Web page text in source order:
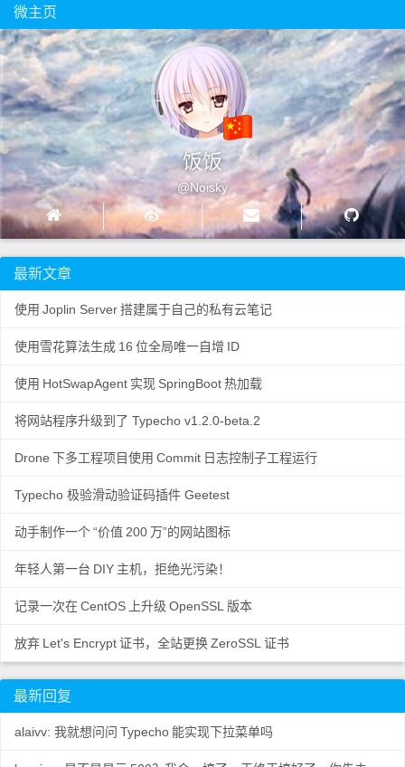
微主页
饭饭
@Noisky
最新文章
使用 Joplin Server搭建属于自己的私有云笔记
使用雪花算法生成 16 位全局唯一自增 ID
使用 HotSwapAgent 实现 SpringBoot热加载
将网站程序升级到了 Typecho v1.2.0-beta.2
Drone 下多工程项目使用 Commit 日志控制子工程运行
Typecho 极验滑动验证码插件 Geetest
动手制作一个“价值 200万”的网站图标
年轻人第一台 DIY 主机，拒绝光污染！
记录一次在CentOS 上升级 OpenSSL 版本
放弃 Let's Encrypt证书，全站更换ZeroSSL 证书
最新回复
alaivv: 我就想问问 Typecho 能实现下拉菜单吗